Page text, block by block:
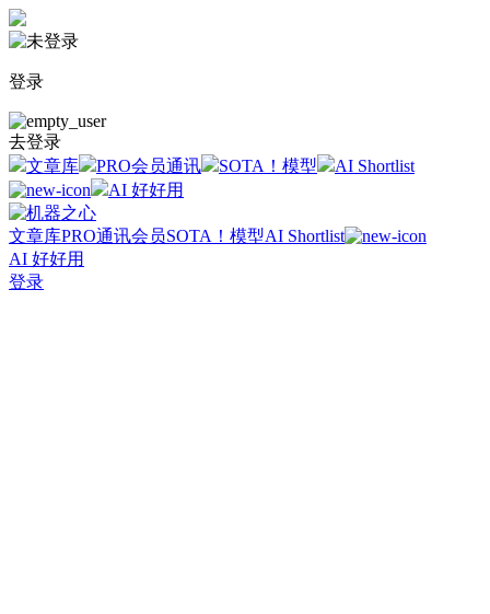
登录
去登录
文章库
PRO会员通讯 SOTA！模型
AI Shortlist
AI 好好用
文章库PRO通讯会员SOTA！模型AI Shortlist
AI 好好用
登录